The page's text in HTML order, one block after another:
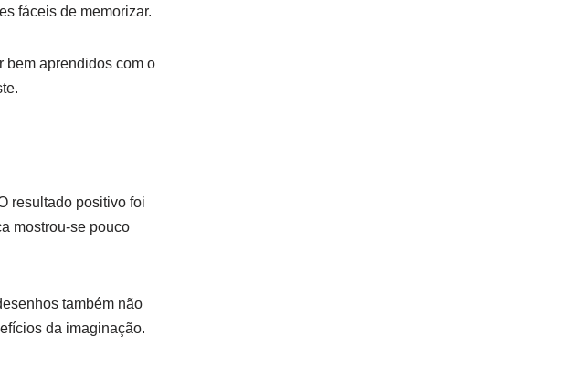
fáceis de memorizar.
bem aprendidos com o
resultado positivo foi
mostrou-se pouco
também não
da imaginação.